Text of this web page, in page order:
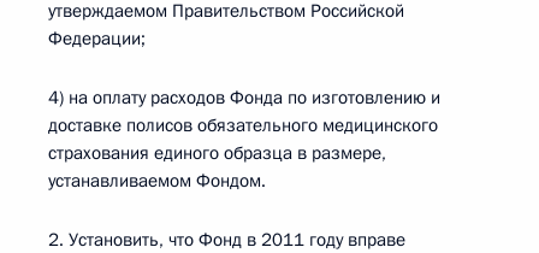
утверждаемом Правительством Российской
Федерации;
4) на оплату расходов Фонда по изготовлению и
доставке полисов обязательного медицинского
страхования единого образца в размере,
устанавливаемом Фондом.
2. Установить, что Фонд в 2011 году вправе